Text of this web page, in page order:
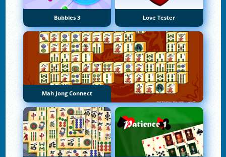
Bubbles 3 Love Tester
Mah Jong Connect